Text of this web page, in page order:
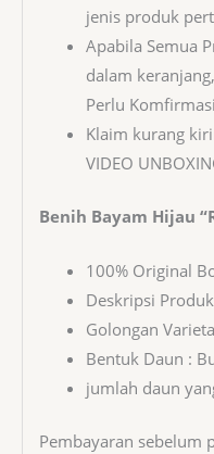
jenis produk
Apabila Semua
dalam
Perlu
Klaim kurang
VIDEO
Benih Bayam Hijau
100% Original
Deskripsi
Golongan
Bentuk Daun :
jumlah daun
Pembayaran sebelum